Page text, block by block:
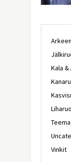
Arkeen
Kala
Teema
Vinkit